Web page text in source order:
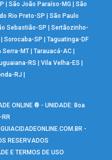
|São João Paraíso-MG |São
Rio Preto-SP |São Paulo
Sebastião-SP |Sertãozinho-
|Sorocaba-SP |Taguatinga-DF
Serra-MT| Tarauacá-AC|
RS |Vila Velha-ES
RJ
ONLINE ® - UNIDADE: Boa
-
RESERVADOS
E TERMOS DE USO